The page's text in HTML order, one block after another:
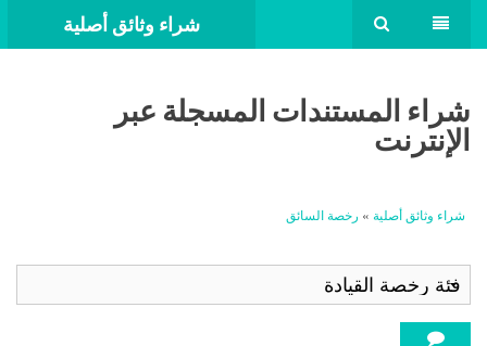
شراء وثائق أصلية
شراء المستندات المسجلة عبر
الإنترنت
شراء وثائق أصلية » رخصة السائق